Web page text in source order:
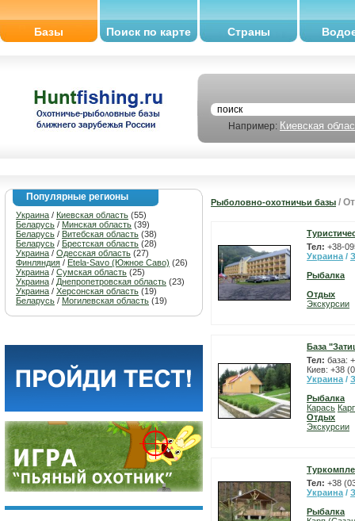
Базы Поиск по карте Страны
Например: Киевская
Популярные регионы
Украина / Киевская область (55)
Беларусь / Минская область (39)
Беларусь / Витебская область (38)
Беларусь / Брестская область (28)
Украина / Одесская область (27)
Финляндия / Etela-Savo (Южное Саво) (26)
Украина / Сумская область (25)
Украина / Днепропетровская область (23)
Украина / Херсонская область (19)
Беларусь / Могилевская область (19)
Рыболовно-охотничьи базы /
Тел: +38-
Украина /
Рыбалка
Отдых
Экскурсии
База
Тел: база:
Киев: +38
Украина /
Рыбалка
Карась
Отдых
Экскурсии
Тел: +38
Украина /
Рыбалка